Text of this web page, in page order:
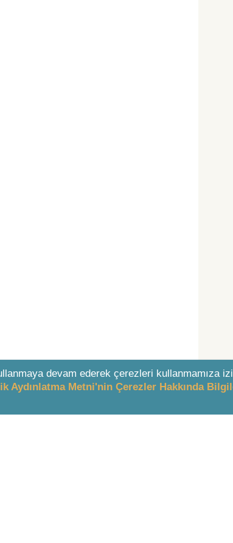
devam ederek çerezleri kullanmamıza
Aydınlatma Metni'nin Çerezler Hakkında